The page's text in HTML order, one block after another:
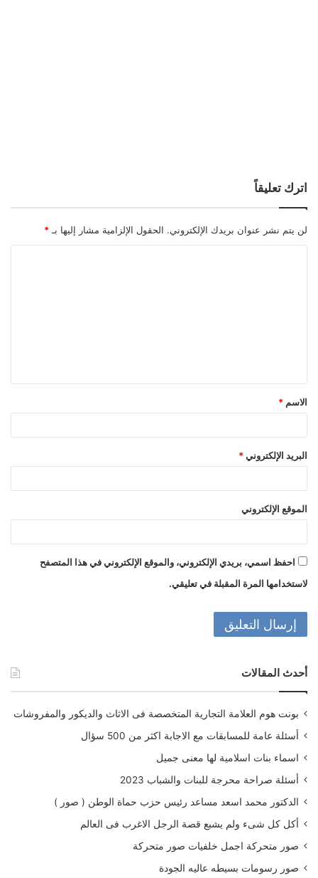
اترك تعليقاً
لن يتم نشر عنوان بريدك الإلكتروني. الحقول الإلزامية مشار إليها بـ *
ق
*
الاسم *
البريد الإلكتروني *
الموقع الإلكتروني
احفظ اسمي، بريدي الإلكتروني، والموقع الإلكتروني في هذا المتصفح
لاستخدامها المرة المقبلة في تعليقي.
أحدث المقالات
بونت هوم العلامة التجارية المتخصصة فى الاثاث والديكور والمفروشات
أسئلة عامة للمسابقات مع الاجابة اكثر من 500 سؤال
اسماء بنات اسلامية لها معنى جميل
أسئلة صراحة محرجة للبنات والشباب 2023
الدكتور محمد اسعد مساعد رئيس حزب حماة الوطن ( صور )
أكل كل شىء ولم يشبع قصة الرجل الاغرب فى العالم
صور متحركة اجمل خلفيات صور متحركة
صور رسومات بسيطه عاليه الجودة